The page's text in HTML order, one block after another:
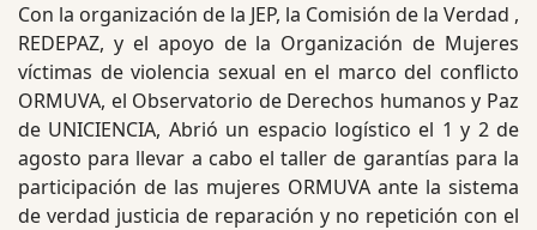
Con la organización de la JEP, la Comisión de la Verdad ,
REDEPAZ, y el apoyo de la Organización de Mujeres
víctimas de violencia sexual en el marco del conflicto
ORMUVA, el Observatorio de Derechos humanos y Paz
de UNICIENCIA, Abrió un espacio logístico el 1 y 2 de
agosto para llevar a cabo el taller de garantías para la
participación de las mujeres ORMUVA ante la sistema
de verdad justicia de reparación y no repetición con el